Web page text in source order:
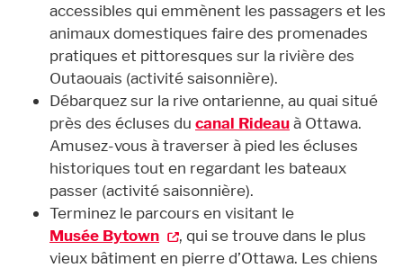
accessibles qui emmènent les passagers et les
animaux domestiques faire des promenades
pratiques et pittoresques sur la rivière des
Outaouais (activité saisonnière).
Débarquez sur la rive ontarienne, au quai situé
près des écluses du canal Rideauà Ottawa.
Amusez-vous à traverser à pied les écluses
historiques tout en regardant les bateaux
passer (activité saisonnière).
Terminez le parcours en visitant le
Musée Bytown
, qui se trouve dans le plus
vieux bâtiment en pierre d’Ottawa. Les chiens